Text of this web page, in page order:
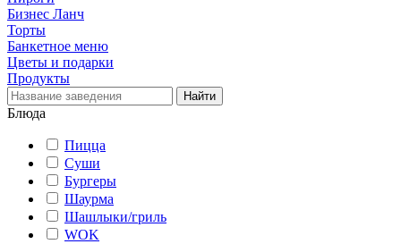
Бизнес Ланч
Торты
Банкетное меню
Цветы и подарки
Продукты
Блюда
Пицца
Суши
Бургеры
Шаурма
Шашлыки/гриль
WOK